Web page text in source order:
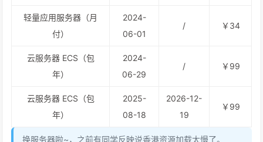
轻量应用服务器（月
付）
2024-
06-01
/ ￥34
云服务器 ECS（包
年）
2024-
06-29
/ ￥99
云服务器 ECS（包
年）
2025-
08-18
2026-12-
19
￥99
换服务器啦~，之前有同学反映说香港资源加载太慢了。